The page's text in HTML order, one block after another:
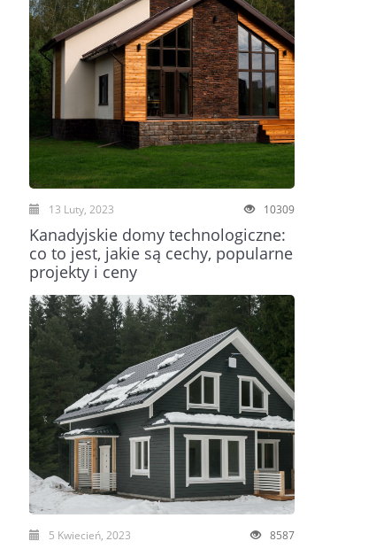
10309
13 Luty, 2023
Kanadyjskie domy technologiczne:
co to jest, jakie są cechy, popularne
projekty i ceny
8587
5 Kwiecień, 2023